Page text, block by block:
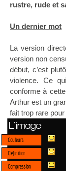
rustre, rude et
Un dernier mot
La version
version non
début, c’est
violence. Ce
conforme à
Arthur est un
fait trop rare
L'image
Couleurs
Définition
Compression